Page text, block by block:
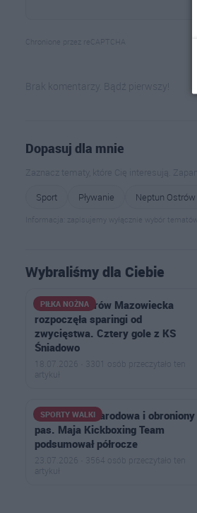
Chronione przez reCAPTCHA
Brak komentarzy. Bądź pierwszy!
Dopasuj dla mnie
Zaznacz tematy, które Cię interesują.
Sport
Pływanie Neptun
Informacja: zapisujemy wyłącznie wybór
Wybraliśmy dla Ciebie
PIŁKA NOŻNA
Ostrovia Ostrów Mazowiecka
rozpoczęła sparingi od
zwycięstwa. Cztery gole z KS
Śniadowo
18.07.2026 · 3301 osób przeczytało ten
artykuł
SPORTY WALKI
Złoto, kadra narodowa i obroniony
pas. Maja Kickboxing Team
podsumował półrocze
23.07.2026 · 3564 osób przeczytało ten
artykuł